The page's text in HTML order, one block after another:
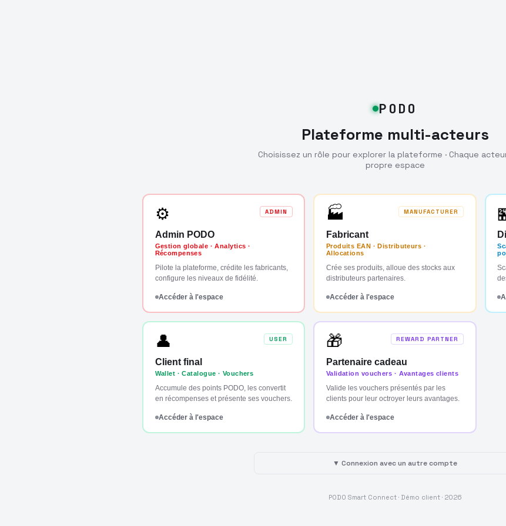
PODO
Plateforme multi-acteurs
Choisissez un rôle pour explorer la plateforme · Chaque
propre espace
⚙ ADMIN
Admin PODO
Gestion globale · Analytics ·
Récompenses
Pilote la plateforme, crédite les fabricants,
configure les niveaux de fidélité.
Accéder à l'espace
🏭 MANUFACTURER
Fabricant
Produits EAN · Distributeurs ·
Allocations
Crée ses produits, alloue des stocks aux
distributeurs partenaires.
Accéder à l'espace
👤 USER
Client final
Wallet · Catalogue · Vouchers
Accumule des points PODO, les convertit
en récompenses et présente ses vouchers.
Accéder à l'espace
🎁 REWARD PARTNER
Partenaire cadeau
Validation vouchers · Avantages clients
Valide les vouchers présentés par les
clients pour leur octroyer leurs avantages.
Accéder à l'espace
▼ Connexion avec un autre compte
PODO Smart Connect · Démo client · 2026